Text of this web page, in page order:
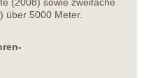
(2008) sowie zweifache
über 5000 Meter.